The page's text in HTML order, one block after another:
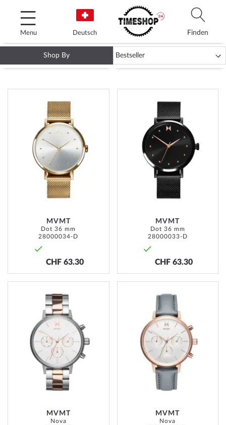
Content
Menu Deutsch Finden
MVMT DAMENUHREN
MVMT
Dot 36 mm
28000034-D
CHF 63.30
MVMT
Dot 36 mm
28000033-D
CHF 63.30
MVMT
Nova
LIST
MVMT
Nova
Shop By